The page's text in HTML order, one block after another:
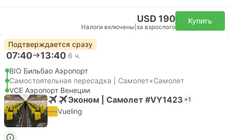
USD 190
Налоги включены за взрослого
Купить
Подтверждается сразу
07:40 13:40 6 ч.
BIO Бильбао Аэропорт
Самостоятельная пересадка | Самолет+Самолет
VCE Аэропорт Венеции
Эконом | Самолет #VY1423 +1
Vueling